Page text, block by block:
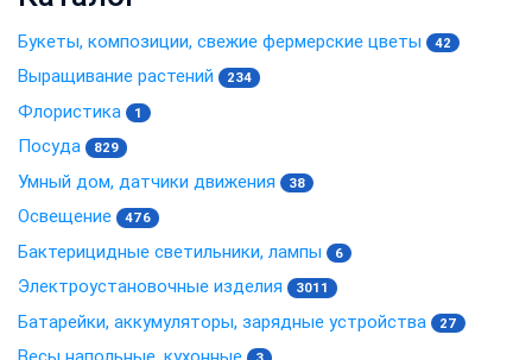
Букеты, композиции, свежие фермерские цветы 42
Выращивание растений 234
Флористика 1
Посуда 829
Умный дом, датчики движения 38
Освещение 476
Бактерицидные светильники, лампы 6
Электроустановочные изделия 3011
Батарейки, аккумуляторы, зарядные устройства 27